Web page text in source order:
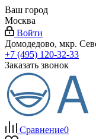
Ваш город
Москва
Войти
Домодедово, мкр.
+7 (495) 120-32-33
Заказать звонок
Сравнение0